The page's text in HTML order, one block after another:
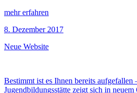
mehr erfahren
8. Dezember 2017
Neue Website
Bestimmt ist es Ihnen bereits aufgefallen
Jugendbildungsstätte zeigt sich in